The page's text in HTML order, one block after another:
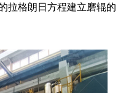
拉格朗日方程建立磨辊的